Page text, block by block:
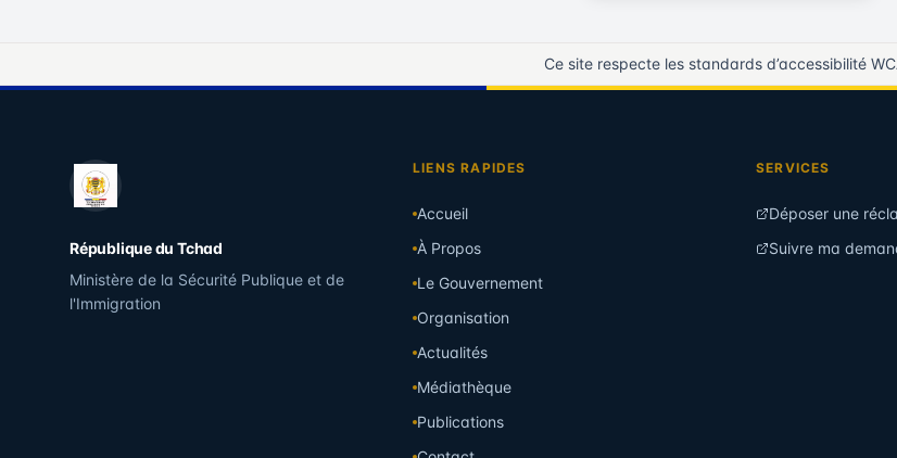
Ce site respecte les standards d’accessibilité
République du Tchad
Ministère de la Sécurité Publique et de
l'Immigration
LIENS RAPIDES
Accueil
À Propos
Le Gouvernement
Organisation
Actualités
Médiathèque
Publications
SERVICES
Déposer une
Suivre ma